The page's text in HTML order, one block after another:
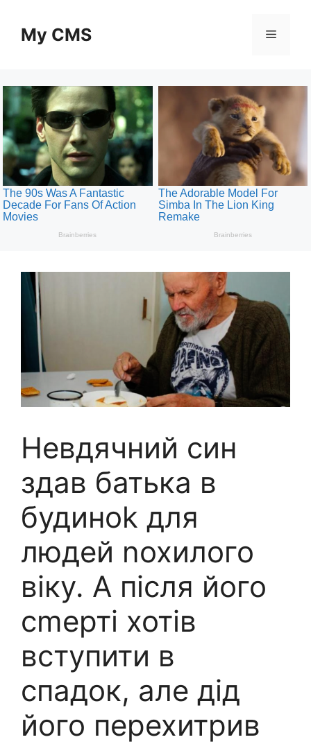
contentMy CMS Menu
Невдячний син
здав батька в
будиноk для
людей nохилого
віку. А після його
сmерті хотів
вступити в
спадок, але дід
його перехитрив